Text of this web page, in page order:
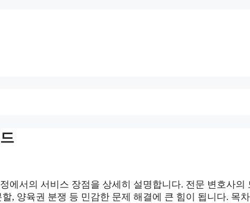
에서의 서비스 장점을 상세히 설명합니다. 전문 변호사의
, 양육권 분쟁 등 민감한 문제 해결에 큰 힘이 됩니다. 목차